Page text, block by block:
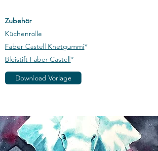
Zubehör
Küchenrolle
Faber Castell Knetgummi*
Bleistift Faber-Castell*​
Download Vorlage